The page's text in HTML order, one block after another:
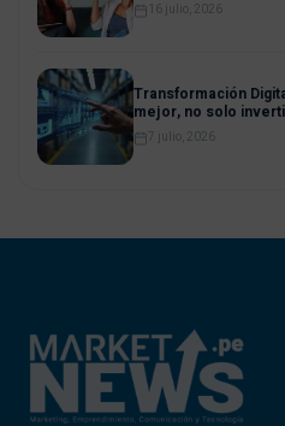
16 julio, 2026
Transformación
mejor, no solo
7 julio, 2026